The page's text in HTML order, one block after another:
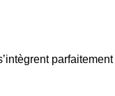
parfaitement